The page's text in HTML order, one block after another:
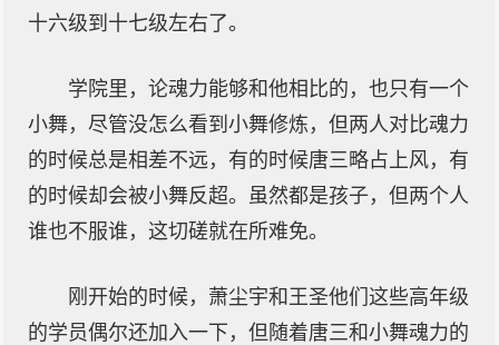
十六级到十七级左右了。
学院里，论魂力能够和他相比的，也只有一个
小舞，尽管没怎么看到小舞修炼，但两人对比魂力
的时候总是相差不远，有的时候唐三略占上风，有
的时候却会被小舞反超。虽然都是孩子，但两个人
谁也不服谁，这切磋就在所难免。
刚开始的时候，萧尘宇和王圣他们这些高年级
的学员偶尔还加入一下，但随着唐三和小舞魂力的